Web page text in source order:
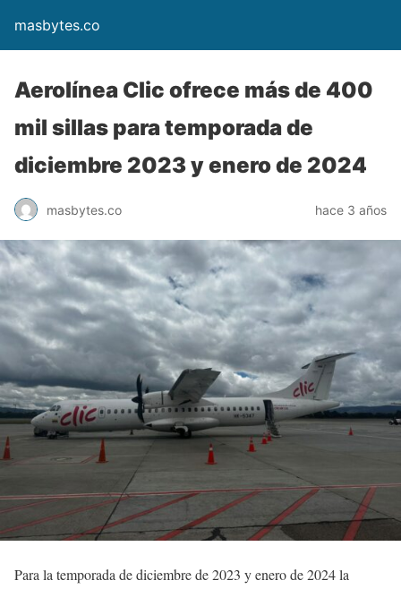
masbytes.co
Aerolínea Clic ofrece más de 400
mil sillas para temporada de
diciembre 2023 y enero de 2024
masbytes.co hace 3 años
Para la temporada de diciembre de 2023 y enero de 2024 la